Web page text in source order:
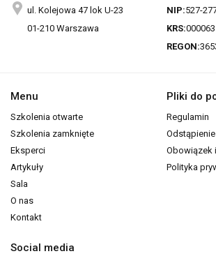
ul. Kolejowa 47 lok U-23
01-210 Warszawa
NIP:527-
KRS:
REGON:
Menu
Szkolenia otwarte
Szkolenia zamknięte
Eksperci
Artykuły
Sala
O nas
Kontakt
Pliki do
Regulamin
Obowiązek
Polityka
Social media